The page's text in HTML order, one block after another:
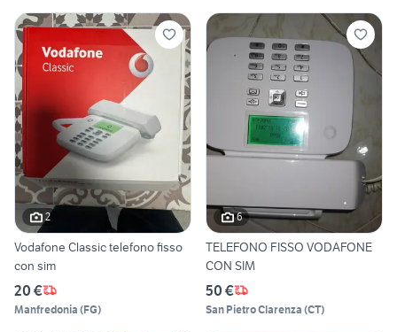
2
Vodafone Classic telefono fisso
con sim
20 €
Manfredonia (FG)
6
TELEFONO FISSO VODAFONE
CON SIM
50 €
San Pietro Clarenza (CT)